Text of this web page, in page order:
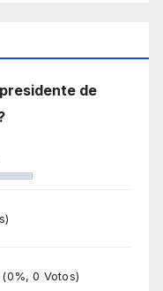
de
(0%, 0 Votos)